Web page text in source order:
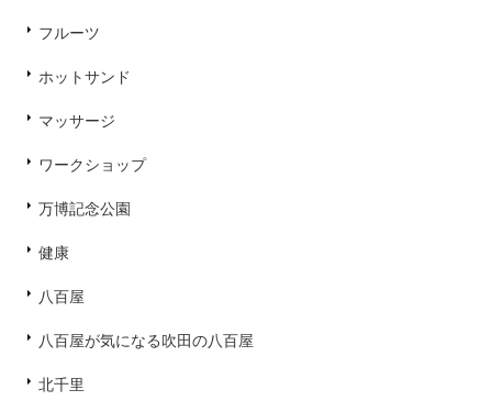
フルーツ
ホットサンド
マッサージ
ワークショップ
万博記念公園
健康
八百屋
八百屋が気になる吹田の八百屋
北千里